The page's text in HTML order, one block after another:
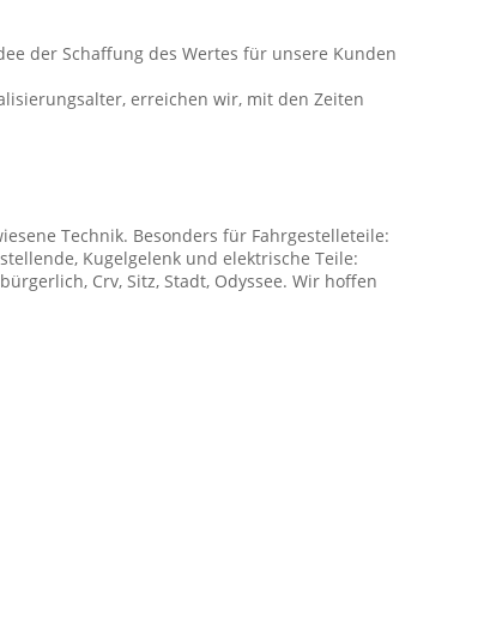
der Schaffung des Wertes für unsere Kunden
erreichen wir, mit den Zeiten
Technik. Besonders für Fahrgestelleteile:
Kugelgelenk und elektrische Teile:
Crv, Sitz, Stadt, Odyssee. Wir hoffen